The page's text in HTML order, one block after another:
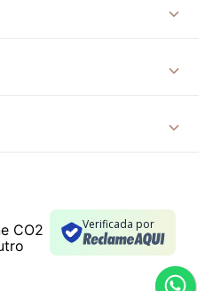
Verificada por